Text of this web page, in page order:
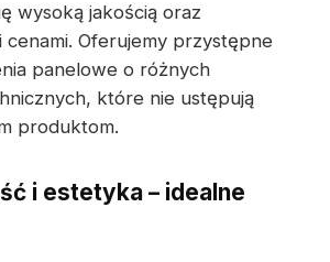
wysoką jakością oraz
cenami. Oferujemy przystępne
panelowe o różnych
które nie ustępują
produktom.
i estetyka – idealne